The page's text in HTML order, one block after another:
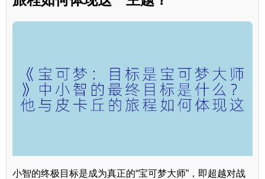
小智的终极目标是成为真正的“宝可梦大师”，即超越对战